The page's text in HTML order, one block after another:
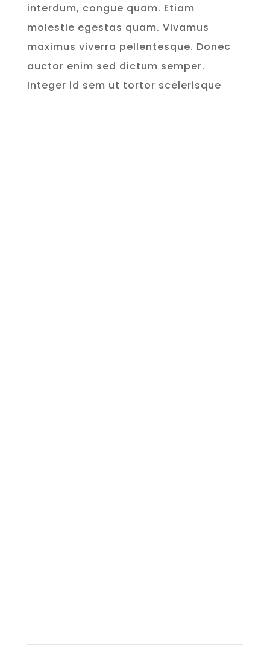
interdum, congue quam. Etiam
molestie egestas quam. Vivamus
maximus viverra pellentesque. Donec
auctor enim sed dictum semper.
Integer id sem ut tortor scelerisque